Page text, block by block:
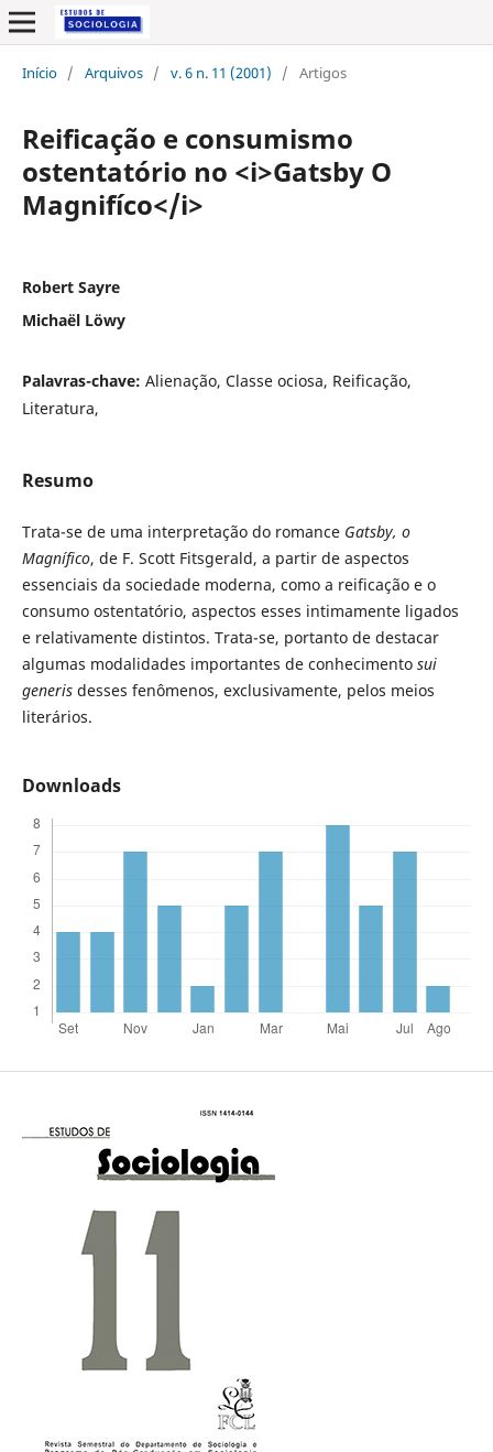
Início / Arquivos / v. 6 n. 11 (2001) / Artigos
Reificação e consumismo
ostentatório no <i>Gatsby O
Magnifíco</i>
Robert Sayre
Michaël Löwy
Palavras-chave: Alienação, Classe ociosa, Reificação,
Literatura,
Resumo
Trata-se de uma interpretação do romance Gatsby, o
Magnífico, de F. Scott Fitsgerald, a partir de aspectos
essenciais da sociedade moderna, como a reificação e o
consumo ostentatório, aspectos esses intimamente ligados
e relativamente distintos. Trata-se, portanto de destacar
algumas modalidades importantes de conhecimento sui
generisdesses fenômenos, exclusivamente, pelos meios
literários.
Downloads